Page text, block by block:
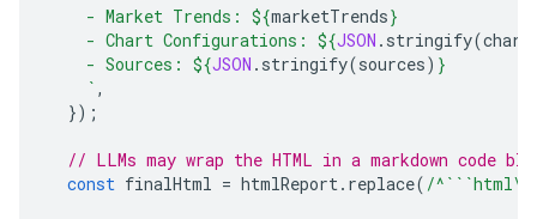
    - Market Trends:
${marketTrends}
    - Chart Configurations:
${JSON . stringify(
    - Sources:
${JSON . stringify(sources) }
    `
,
});
// LLMs may wrap the HTML in a markdown
const finalHtml = htmlReport. replace( /